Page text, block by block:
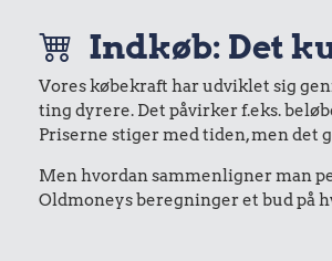
Indkøb: Det
Vores købekraft har udviklet sig
ting dyrere. Det påvirker f.eks.
Priserne stiger med tiden, men det
Men hvordan sammenligner man
Oldmoneys beregninger et bud på